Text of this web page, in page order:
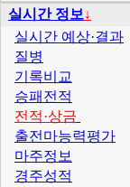
실시간 정보↓
실시간 예상·결과
질병
기록비교
승패전적
전적·상금
출전마능력평가
마주정보
경주성적